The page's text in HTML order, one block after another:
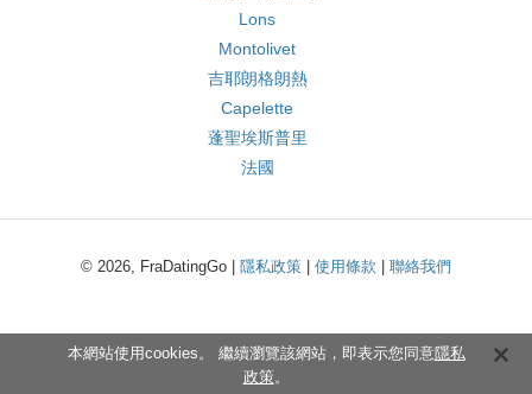
Lons
Montolivet
吉耶朗格朗熱
Capelette
蓬聖埃斯普里
法國
© 2026, FraDatingGo | 隱私政策 使用條款 聯絡我們
本網站使用cookies。 繼續瀏覽該網站，即表示您同意隱私
政策。